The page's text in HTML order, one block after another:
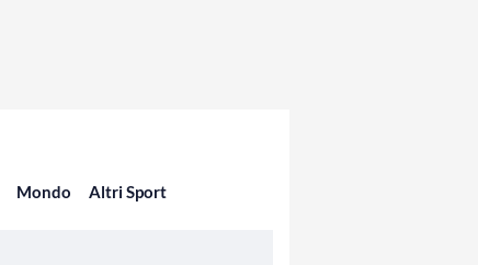
Mondo Altri Sport